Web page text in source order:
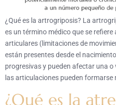
¿Qué es la artrogriposis? La
es un término médico que se
articulares (limitaciones de
están presentes desde el
progresivas y pueden afectar una
las articulaciones pueden formarse
¿Qué es la